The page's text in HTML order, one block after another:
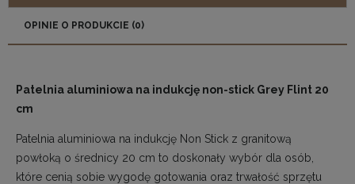
OPINIE O PRODUKCIE (0)
Patelnia aluminiowa na indukcję non-stick Grey Flint 20
cm
Patelnia aluminiowa na indukcję Non Stick z granitową
powłoką o średnicy 20 cm to doskonały wybór dla osób,
które cenią sobie wygodę gotowania oraz trwałość sprzętu